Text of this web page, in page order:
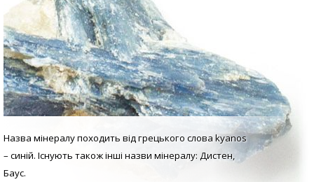
Назва мінералу походить від грецького слова kyanos
– синій. Існують також інші назви мінералу: Дистен,
Баус.